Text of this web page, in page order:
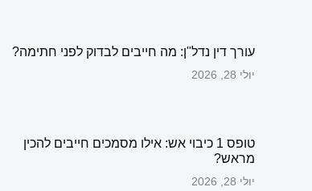
עורך דין נדל"ן: מה חייבים לבדוק לפני חתימה?
יולי 28, 2026
טופס 1 כיבוי אש: אילו מסמכים חייבים להכין
מראש?
יולי 28, 2026